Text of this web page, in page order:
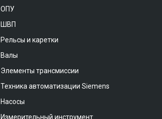
ОПУ
ШВП
Рельсы и каретки
Валы
Элементы трансмиссии
Техника автоматизации Siemens
Насосы
Измерительный инструмент